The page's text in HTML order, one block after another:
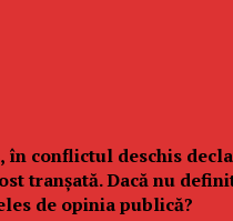
conflictul deschis
tranșată. Dacă nu
de opinia publică?